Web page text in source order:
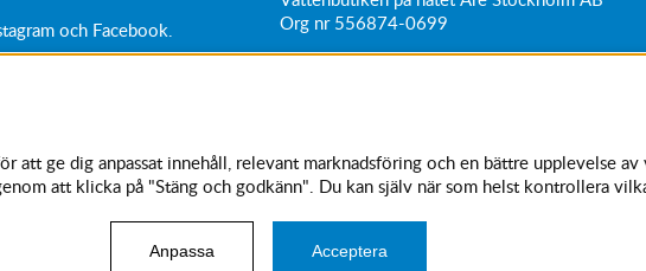
och Facebook
16
Org nr 556874-0699
kundtjanst@vattenbutiken.se
© 2023 Vattenbutiken. Vi använder cookies -
ge dig anpassat innehåll, relevant marknadsföring och en bättre upplevelse
att klicka på "Stäng och godkänn". Du kan själv när som helst kontrollera
Anpassa Acceptera